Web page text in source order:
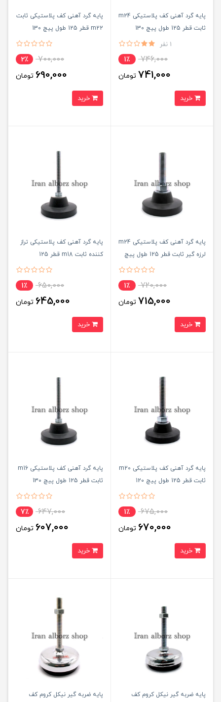
پایه گرد آهنی کف پلاستیکی m24
ثابت قطر 125 طول پیچ 130
1 نفر
746,000 1٪
741,000 تومان
پایه گرد آهنی کف پلاستیکی ثابت
m22 قطر 125 طول پیچ 130
700,000 2٪
690,000 تومان
پایه گرد آهنی کف پلاستیکی m24
لرزه گیر ثابت قطر 125 طول پیچ
720,000 1٪
715,000 تومان
پایه گرد آهنی کف پلاستیکی تراز
کننده ثابت m18 قطر 125
650,000 1٪
645,000 تومان
پایه گرد آهنی کف پلاستیکی m20
ثابت قطر 125 طول پیچ 120
675,000 1٪
670,000 تومان
پایه گرد آهنی کف پلاستیکی m16
ثابت قطر 125 طول پیچ 130
647,000 7٪
607,000 تومان
پایه ضربه گیر نیکل کروم کف
پایه ضربه گیر نیکل کروم کف